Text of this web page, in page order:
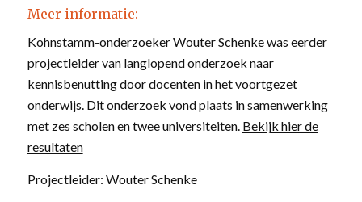
Meer informatie:
Kohnstamm-onderzoeker Wouter Schenke was eerder
projectleider van langlopend onderzoek naar
kennisbenutting door docenten in het voortgezet
onderwijs. Dit onderzoek vond plaats in samenwerking
met zes scholen en twee universiteiten. Bekijk hier de
resultaten
Projectleider: Wouter Schenke